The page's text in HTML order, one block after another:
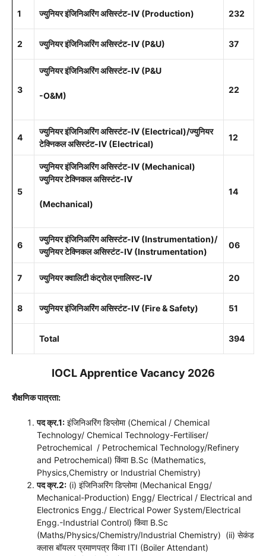
1 ज्युनियर इंजिनिअरिंग असिस्टंट-IV (Production) 232
2 ज्युनियर इंजिनिअरिंग असिस्टंट-IV (P&U) 37
3
ज्युनियर इंजिनिअरिंग असिस्टंट-IV (P&U
-O&M)
22
4
ज्युनियर इंजिनिअरिंग असिस्टंट-IV (Electrical)/ज्युनियर
टेक्निकल असिस्टंट-IV (Electrical)
12
5
ज्युनियर इंजिनिअरिंग असिस्टंट-IV (Mechanical)
ज्युनियर टेक्निकल असिस्टंट-IV
(Mechanical)
14
6
ज्युनियर इंजिनिअरिंग असिस्टंट-IV (Instrumentation)/
ज्युनियर टेक्निकल असिस्टंट-IV (Instrumentation)
06
7 ज्युनियर क्वालिटी कंट्रोल एनालिस्ट-IV 20
8 ज्युनियर इंजिनिअरिंग असिस्टंट-IV (Fire & Safety) 51
Total 394
IOCL Apprentice Vacancy 2026
शैक्षणिक पात्रता:
पद क्र.1: इंजिनिअरिंग डिप्लोमा (Chemical / Chemical
Technology/ Chemical Technology-Fertiliser/
Petrochemical / Petrochemical Technology/Refinery
and Petrochemical) किंवा B.Sc (Mathematics,
Physics,Chemistry or Industrial Chemistry)
पद क्र.2: (i) इंजिनिअरिंग डिप्लोमा (Mechanical Engg/
Mechanical-Production) Engg/ Electrical / Electrical and
Electronics Engg./ Electrical Power System/Electrical
Engg.-Industrial Control) किंवा B.Sc
(Maths/Physics/Chemistry/Industrial Chemistry) (ii) सेकंड
क्लास बॉयलर प्रमाणपत्र किंवा ITI (Boiler Attendant)